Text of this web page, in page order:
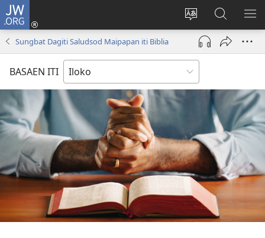
JW.ORG
Baliwan
lengguahe
ti
site
Ag-
log
(manglukat
iti
a
window)
Agbirok
iti
JW.ORG
Sungbat Dagiti Saludsod Maipapan iti Biblia
BASAEN ITI